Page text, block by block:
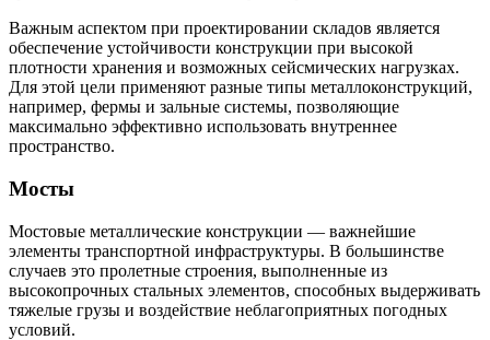
Важным аспектом при проектировании складов является
обеспечение устойчивости конструкции при высокой
плотности хранения и возможных сейсмических нагрузках.
Для этой цели применяют разные типы металлоконструкций,
например, фермы и зальные системы, позволяющие
максимально эффективно использовать внутреннее
пространство.
Мосты
Мостовые металлические конструкции — важнейшие
элементы транспортной инфраструктуры. В большинстве
случаев это пролетные строения, выполненные из
высокопрочных стальных элементов, способных выдерживать
тяжелые грузы и воздействие неблагоприятных погодных
условий.